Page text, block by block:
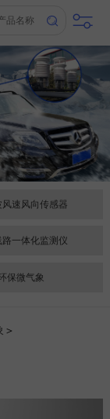
风速风向传感器
路一体化监测仪
保微气象
＞